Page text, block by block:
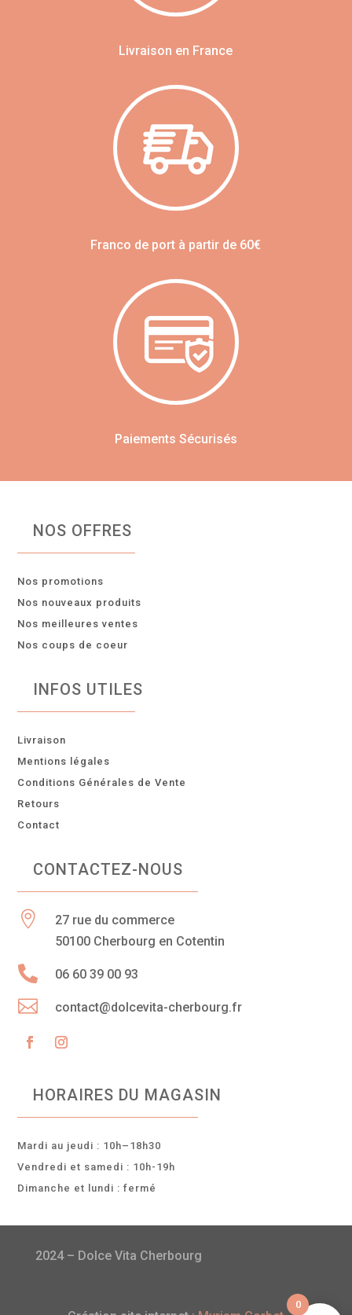
Livraison en France
Franco de port à partir de 60€
Paiements Sécurisés
NOS OFFRES
Nos promotions
Nos nouveaux produits
Nos meilleures ventes
Nos coups de coeur
INFOS UTILES
Livraison
Mentions légales
Conditions Générales de Vente
Retours
Contact
CONTACTEZ-NOUS

27 rue du commerce
50100 Cherbourg en Cotentin
 06 60 39 00 93
 contact@dolcevita-cherbourg.fr
HORAIRES DU MAGASIN
Mardi au jeudi : 10h–18h30
Vendredi et samedi : 10h-19h
Dimanche et lundi : fermé
2024 – Dolce Vita Cherbourg
0